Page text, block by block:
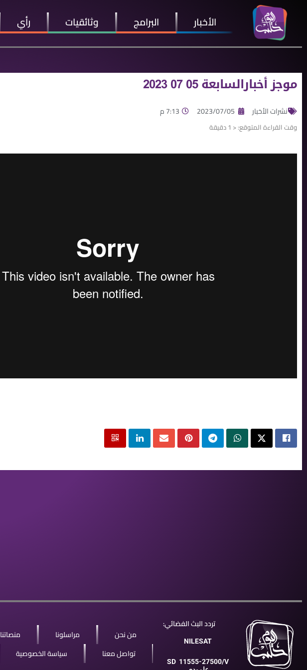
الأخبار البرامج وثائقيات رأي
موجز أخبارالسابعة 05 07 2023
نشرات الأخبار 2023/07/05 7:13 م
وقت القراءة المتوقع:< 1 دقيقة
تردد البث الفضائي:
NILESAT
SD 11555-27500/V
من نحن مراسلونا منصاتنا
تواصل معنا
سياسة الخصوصية